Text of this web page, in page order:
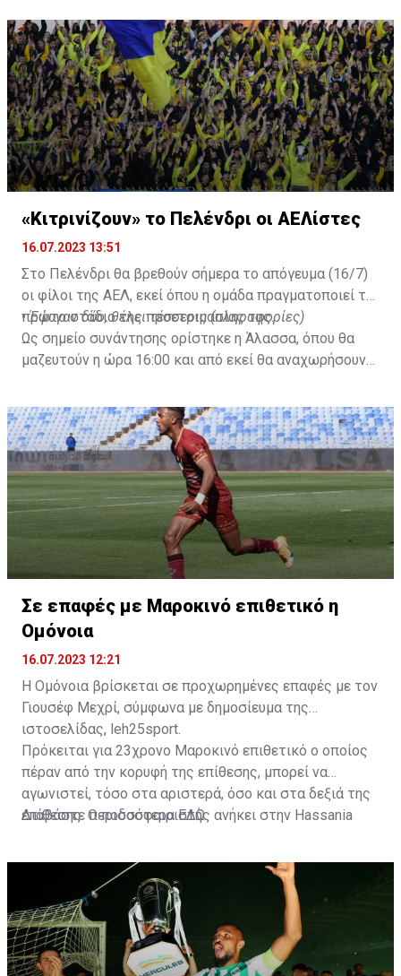
«Κιτρινίζουν» το Πελένδρι οι ΑΕΛίστες
16.07.2023 13:51
Στο Πελένδρι θα βρεθούν σήμερα το απόγευμα (16/7)
οι φίλοι της ΑΕΛ, εκεί όπου η ομάδα πραγματοποιεί το
πρώτο στάδιο της προετοιμασίας της.
•Έφυγαν δύο, θέλει τέσσερις (πληροφορίες)
Ως σημείο συνάντησης ορίστηκε η Άλασσα, όπου θα
μαζευτούν η ώρα 16:00 και από εκεί θα αναχωρήσουν
της ομάδας.
Σε επαφές με Μαροκινό επιθετικό η
Ομόνοια
16.07.2023 12:21
Η Ομόνοια βρίσκεται σε προχωρημένες επαφές με τον
Γιουσέφ Μεχρί, σύμφωνα με δημοσίευμα της
ιστοσελίδας, leh25sport.
Πρόκειται για 23χρονο Μαροκινό επιθετικό ο οποίος
πέραν από την κορυφή της επίθεσης, μπορεί να
αγωνιστεί, τόσο στα αριστερά, όσο και στα δεξιά της
επίθεσης. Ο ποδοσφαιριστής ανήκει στην Hassania
Διαβάστε περισσότεραΕΔΩ.